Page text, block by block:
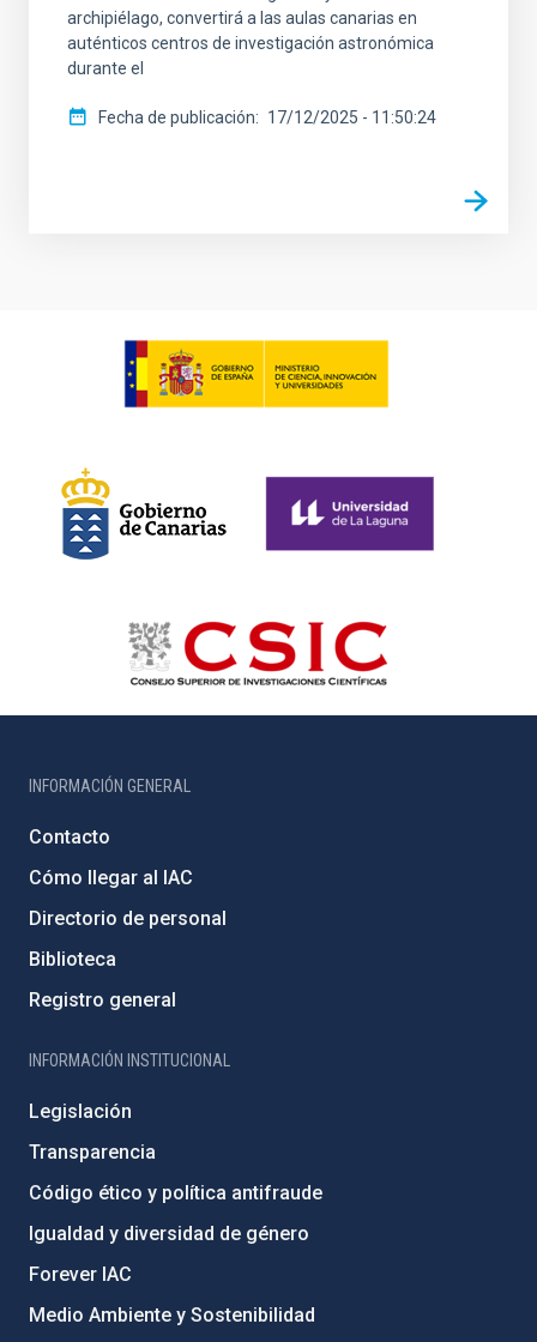
archipiélago, convertirá a las aulas canarias en
auténticos centros de investigación astronómica
durante el
Fecha de publicación 17/12/2025 - 11:50:24
INFORMACIÓN GENERAL
Contacto
Cómo llegar al IAC
Directorio de personal
Biblioteca
Registro general
INFORMACIÓN INSTITUCIONAL
Legislación
Transparencia
Código ético y política antifraude
Igualdad y diversidad de género
Forever IAC
Medio Ambiente y Sostenibilidad